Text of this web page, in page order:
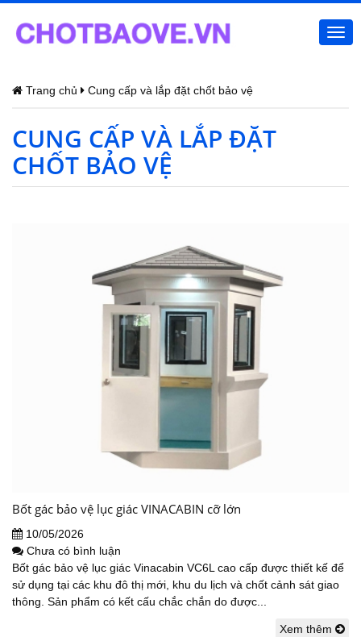
Trang chủ Cung cấp và lắp đặt chốt bảo vệ
CUNG CẤP VÀ LẮP ĐẶT
CHỐT BẢO VỆ
Bốt gác bảo vệ lục giác VINACABIN cỡ lớn
10/05/2026
Chưa có bình luận
Bốt gác bảo vệ lục giác Vinacabin VC6L cao cấp được thiết kế để
sử dụng tại các khu đô thị mới, khu du lịch và chốt cảnh sát giao
thông. Sản phẩm có kết cấu chắc chắn do được...
Xem thêm